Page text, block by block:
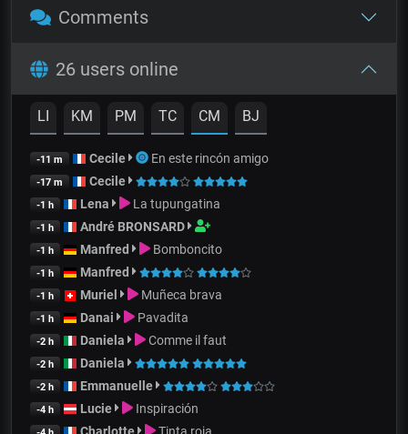
Comments
26 users online
LI KM PM TC CM BJ
-11 m Cecile En este rincón amigo
-17 m Cecile
-1 h Lena La tupungatina
-1 h André BRONSARD
-1 h Manfred Bomboncito
-1 h Manfred
-1 h Muriel Muñeca brava
-1 h Danai Pavadita
-2 h Daniela Comme il faut
-2 h Daniela
-2 h Emmanuelle
-4 h Lucie Inspiración
Charlotte Tinta roja